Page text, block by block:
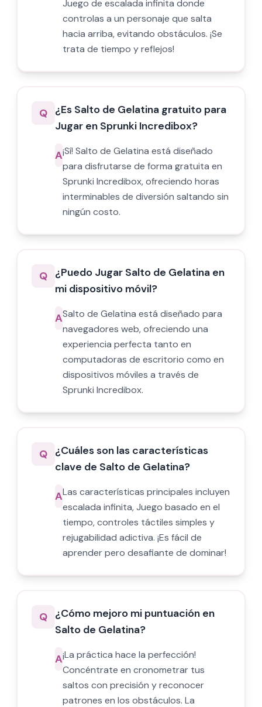
Juego de escalada infinita donde
controlas a un personaje que salta
hacia arriba, evitando obstáculos. ¡Se
trata de tiempo y reflejos!
Q ¿Es Salto de Gelatina gratuito para
Jugar en Sprunki Incredibox?
A¡Sí! Salto de Gelatina está diseñado
para disfrutarse de forma gratuita en
Sprunki Incredibox, ofreciendo horas
interminables de diversión saltando sin
ningún costo.
Q ¿Puedo Jugar Salto de Gelatina en
mi dispositivo móvil?
ASalto de Gelatina está diseñado para
navegadores web, ofreciendo una
experiencia perfecta tanto en
computadoras de escritorio como en
dispositivos móviles a través de
Sprunki Incredibox.
Q ¿Cuáles son las características
clave de Salto de Gelatina?
ALas características principales incluyen
escalada infinita, Juego basado en el
tiempo, controles táctiles simples y
rejugabilidad adictiva. ¡Es fácil de
aprender pero desafiante de dominar!
Q ¿Cómo mejoro mi puntuación en
Salto de Gelatina?
A¡La práctica hace la perfección!
Concéntrate en cronometrar tus
saltos con precisión y reconocer
patrones en los obstáculos. La